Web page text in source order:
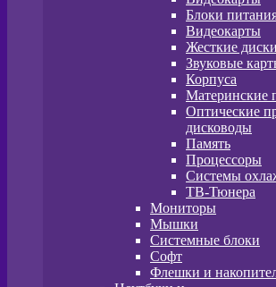
Блоки
Видеокарты
Жесткие
Звуковые
Корпуса
Материнские
Оптические
дисководы
Память
Процессоры
Системы
ТВ-Тюнера
Мониторы
Мышки
Системные блоки
Софт
Флешки и